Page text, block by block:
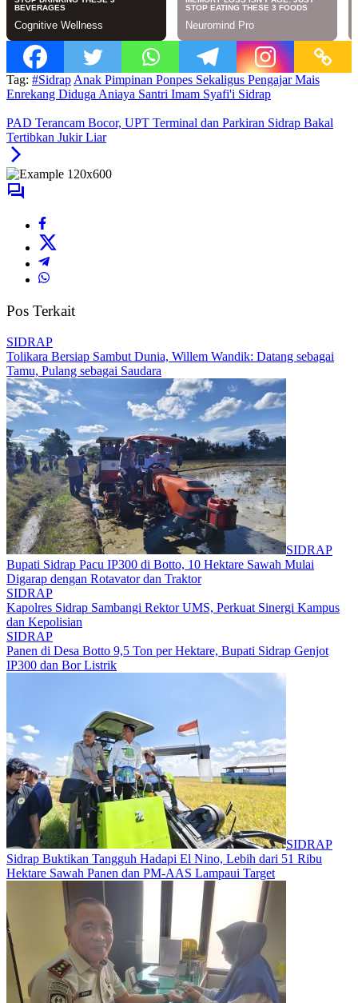
Tag: #Sidrap Anak Pimpinan Ponpes Sekaligus Pengajar Mais
Enrekang Diduga Aniaya Santri Imam Syafi'i Sidrap
PAD Terancam Bocor, UPT Terminal dan Parkiran Sidrap Bakal
Tertibkan Jukir Liar
Pos Terkait
SIDRAP
Tolikara Bersiap Sambut Dunia, Willem Wandik: Datang sebagai
Tamu, Pulang sebagai Saudara
SIDRAP
Bupati Sidrap Pacu IP300 di Botto, 10 Hektare Sawah Mulai
Digarap dengan Rotavator dan Traktor
SIDRAP
Kapolres Sidrap Sambangi Rektor UMS, Perkuat Sinergi Kampus
dan Kepolisian
SIDRAP
Panen di Desa Botto 9,5 Ton per Hektare, Bupati Sidrap Genjot
IP300 dan Bor Listrik
SIDRAP
Sidrap Buktikan Tangguh Hadapi El Nino, Lebih dari 51 Ribu
Hektare Sawah Panen dan PM-AAS Lampaui Target